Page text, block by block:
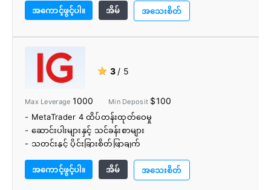
- AutoChartist
- ပရဟိတအလုပ်
အကောင့်ဖွင့်ပါ။ အိမ် အသေးစိတ်
★ 3 / 5
Max Leverage 1000 Min Deposit $100
- MetaTrader 4 ထိပ်တန်းထုတ်ဝေမှု
- ဆောင်းပါးများနှင့် သင်ခန်းစာများ
- သတင်းနှင့် ပိုင်းခြားစိတ်ဖြာချက်
အကောင့်ဖွင့်ပါ။
အိမ် အသေးစိတ်